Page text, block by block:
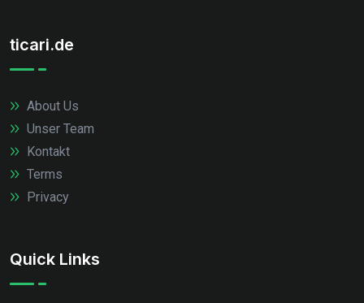
ticari.de
About Us
Unser Team
Kontakt
Terms
Privacy
Quick Links